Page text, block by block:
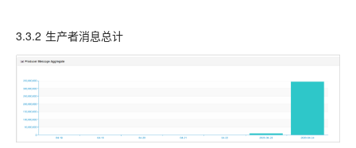
3.3.2 生产者消息总计